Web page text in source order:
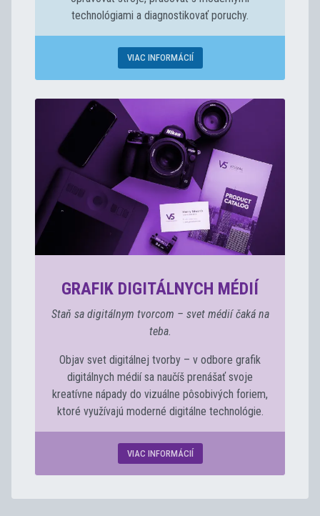
technológiami a diagnostikovať poruchy.
VIAC INFORMÁCIÍ
GRAFIK DIGITÁLNYCH MÉDIÍ
Staň sa digitálnym tvorcom – svet médií čaká na
teba.
Objav svet digitálnej tvorby – v odbore grafik
digitálnych médií sa naučíš prenášať svoje
kreatívne nápady do vizuálne pôsobivých foriem,
ktoré využívajú moderné digitálne technológie.
VIAC INFORMÁCIÍ